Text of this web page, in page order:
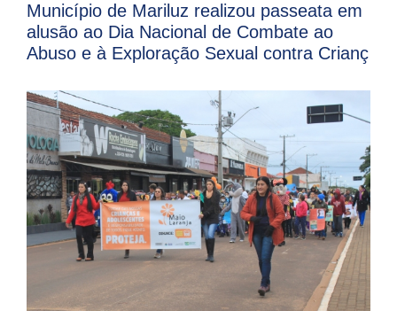
Município de Mariluz realizou passeata em
alusão ao Dia Nacional de Combate ao
Abuso e à Exploração Sexual contra Crianç